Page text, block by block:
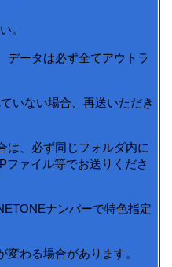
。
データは必ず全てアウトラ
いない場合、再送いただき
は、必ず同じフォルダ内に
ファイル等でお送りくださ
ナンバーで特色指定
わる場合があります。